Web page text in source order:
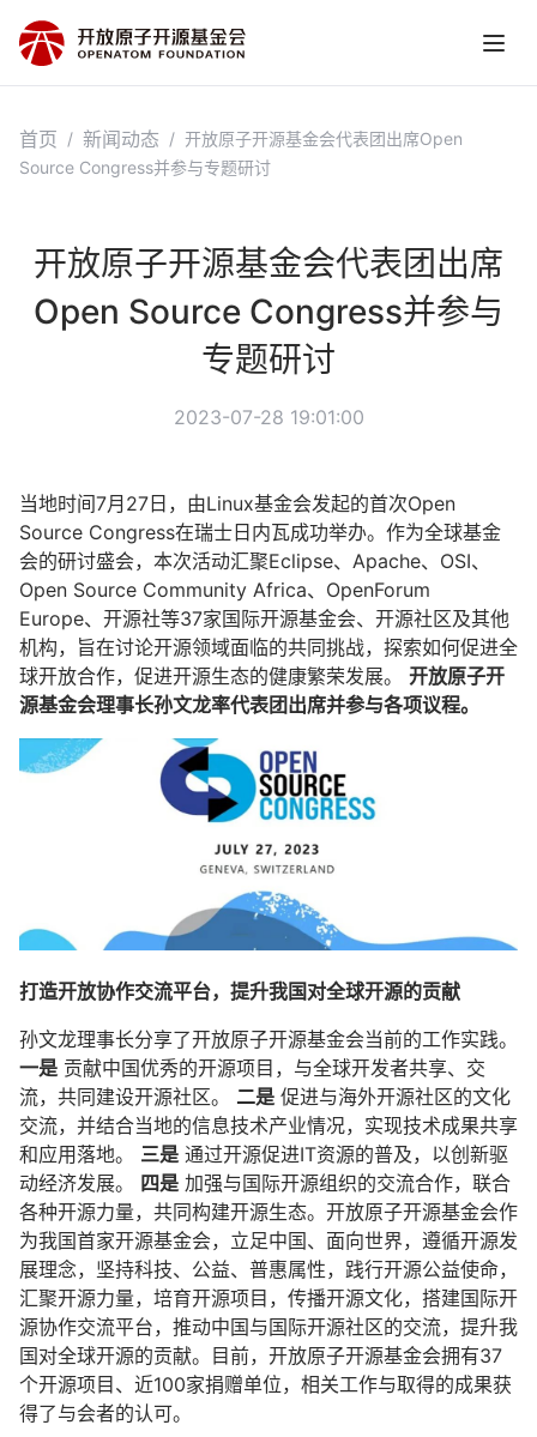
首页 / 新闻动态 / 开放原子开源基金会代表团出席Open
Source Congress并参与专题研讨
开放原子开源基金会代表团出席
Open Source Congress并参与
专题研讨
2023-07-28 19:01:00
当地时间7月27日，由Linux基金会发起的首次Open
Source Congress在瑞士日内瓦成功举办。作为全球基金
会的研讨盛会，本次活动汇聚Eclipse、Apache、OSI、
Open Source Community Africa、OpenForum
Europe、开源社等37家国际开源基金会、开源社区及其他
机构，旨在讨论开源领域面临的共同挑战，探索如何促进全
球开放合作，促进开源生态的健康繁荣发展。 开放原子开
源基金会理事长孙文龙率代表团出席并参与各项议程。
打造开放协作交流平台，提升我国对全球开源的贡献
孙文龙理事长分享了开放原子开源基金会当前的工作实践。
一是 贡献中国优秀的开源项目，与全球开发者共享、交
流，共同建设开源社区。 二是 促进与海外开源社区的文化
交流，并结合当地的信息技术产业情况，实现技术成果共享
和应用落地。 三是 通过开源促进IT资源的普及，以创新驱
动经济发展。 四是 加强与国际开源组织的交流合作，联合
各种开源力量，共同构建开源生态。开放原子开源基金会作
为我国首家开源基金会，立足中国、面向世界，遵循开源发
展理念，坚持科技、公益、普惠属性，践行开源公益使命，
汇聚开源力量，培育开源项目，传播开源文化，搭建国际开
源协作交流平台，推动中国与国际开源社区的交流，提升我
国对全球开源的贡献。目前，开放原子开源基金会拥有37
个开源项目、近100家捐赠单位，相关工作与取得的成果获
得了与会者的认可。